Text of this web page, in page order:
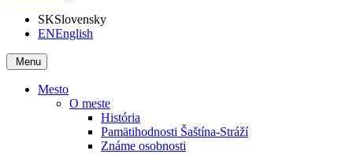
SKSlovensky
ENEnglish
Menu
Mesto
O meste
História
Pamätihodnosti Šaštína-Stráží
Známe osobnosti